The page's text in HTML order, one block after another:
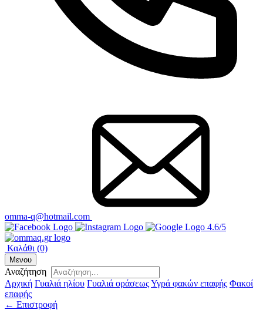
omma-q@hotmail.com
4.6/5
Καλάθι (0)
Μενου
Αναζήτηση
Αρχική Γυαλιά ηλίου Γυαλιά οράσεωςΥγρά φακών επαφής Φακοί
επαφής
← Επιστροφή